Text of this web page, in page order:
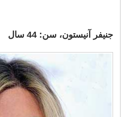
جنیفر آنیستون، سن: 44 سال